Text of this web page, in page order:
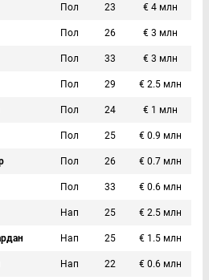
Пол 23 € 4 млн
Пол 26 € 3 млн
Пол 33 € 3 млн
Пол 29 € 2.5 млн
Пол 24 € 1 млн
Пол 25 € 0.9 млн
Пол 26 € 0.7 млн
Пол 33 € 0.6 млн
Нап 25 € 2.5 млн
Нап 25 € 1.5 млн
Нап 22 € 0.6 млн